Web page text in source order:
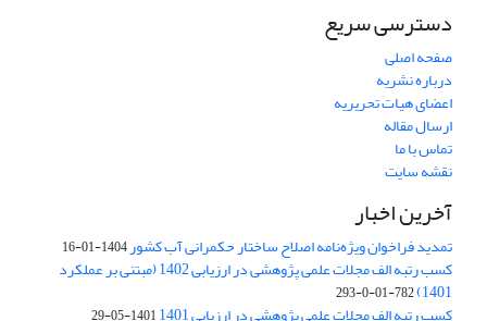
دسترسی سریع
صفحه اصلی
درباره نشریه
اعضای هیات تحریریه
ارسال مقاله
تماس با ما
نقشه سایت
آخرین اخبار
تمدید فراخوان ویژه‌نامه اصلاح ساختار حکمرانی آب کشور1404-01-16
کسب رتبه الف مجلات علمی پژوهشی در ارزیابی 1402 (مبتنی بر عملکرد
1401)
782-01-0-293
کسب رتبه الف مجلات علمی پژوهشی در ارزیابی 1401 1401-05-29